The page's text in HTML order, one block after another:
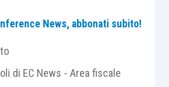
quelle classificate nelle categorie
all’unità ad uso abitativo
News, abbonati subito!
di EC News - Area fiscale